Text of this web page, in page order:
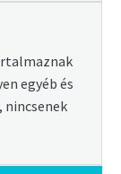
egyéb és